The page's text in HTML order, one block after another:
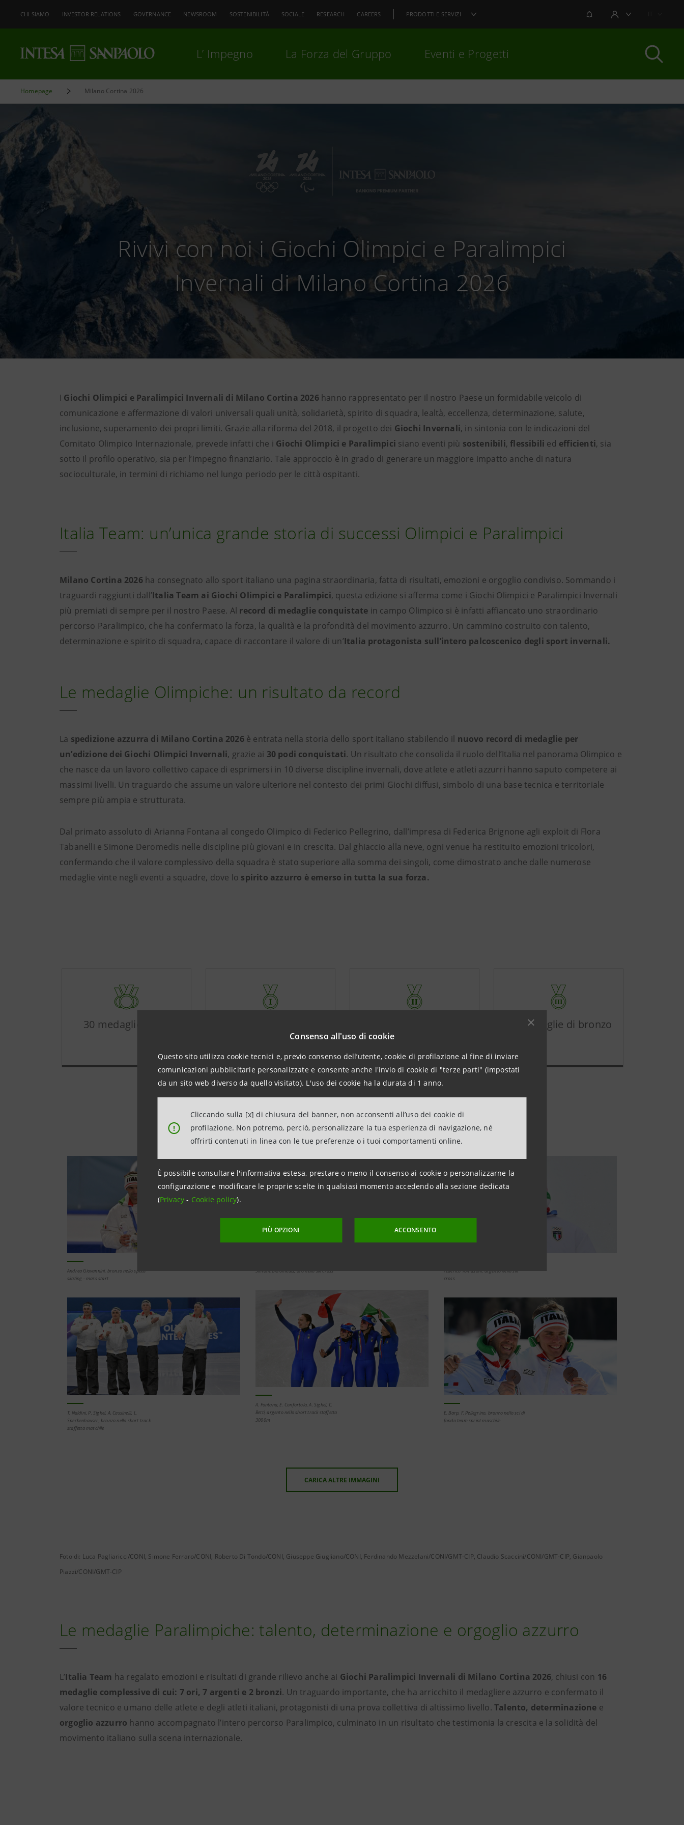
Consenso all'uso di cookie
Questo sito utilizza cookie tecnici e, previo consenso dell’utente, cookie di profilazione al fine di inviare
comunicazioni pubblicitarie personalizzate e consente anche l'invio di cookie di "terze parti" (impostati
da un sito web diverso da quello visitato). L'uso dei cookie ha la durata di 1 anno.
!
Cliccando sulla [x] di chiusura del banner, non acconsenti all’uso dei cookie di
profilazione. Non potremo, perciò, personalizzare la tua esperienza di navigazione, né
offrirti contenuti in linea con le tue preferenze o i tuoi comportamenti online.
È possibile consultare l'informativa estesa, prestare o meno il consenso ai cookie o personalizzarne la
configurazione e modificare le proprie scelte in qualsiasi momento accedendo alla sezione dedicata
(Privacy- Cookie policy).
PIÙ OPZIONI ACCONSENTO
CHI SIAMO INVESTOR RELATIONS GOVERNANCE NEWSROOM SOSTENIBILITÀ SOCIALE RESEARCH CAREERS PRODOTTI E SERVIZI NOTIFICHEAREA UTENTE
L’ Impegno La Forza del Gruppo Eventi e Progetti
Homepage Milano Cortina 2026
Rivivi con noi i Giochi Olimpici e Paralimpici
Invernali di Milano Cortina 2026
I Giochi Olimpici e Paralimpici Invernali di Milano Cortina 2026hanno rappresentato per il nostro Paese un formidabile veicolo di
comunicazione e affermazione di valori universali quali unità, solidarietà, spirito di squadra, lealtà, eccellenza, determinazione, salute,
inclusione, superamento dei propri limiti. Grazie alla riforma del 2018, il progetto dei Giochi Invernali, in sintonia con le indicazioni del
Comitato Olimpico Internazionale, prevede infatti che i Giochi Olimpici e Paralimpici siano eventi più sostenibili, flessibili ed efficienti, sia
sotto il profilo operativo, sia per l’impegno finanziario. Tale approccio è in grado di generare un maggiore impatto anche di natura
socioculturale, in termini di richiamo nel lungo periodo per le città ospitanti.
Italia Team: un’unica grande storia di successi Olimpici e Paralimpici
Milano Cortina 2026ha consegnato allo sport italiano una pagina straordinaria, fatta di risultati, emozioni e orgoglio condiviso. Sommando i
traguardi raggiunti dall’Italia Team ai Giochi Olimpici e Paralimpici, questa edizione si afferma come i Giochi Olimpici e Paralimpici Invernali
più premiati di sempre per il nostro Paese. Al record di medaglie conquistate in campo Olimpico si è infatti affiancato uno straordinario
percorso Paralimpico, che ha confermato la forza, la qualità e la profondità del movimento azzurro. Un cammino costruito con talento,
determinazione e spirito di squadra, capace di raccontare il valore di un’Italia protagonista sull’intero palcoscenico degli sport invernali.
Le medaglie Olimpiche: un risultato da record
La spedizione azzurra di Milano Cortina 2026è entrata nella storia dello sport italiano stabilendo il nuovo record di medaglie per
un’edizione dei Giochi Olimpici Invernali, grazie ai 30 podi conquistati. Un risultato che consolida il ruolo dell’Italia nel panorama Olimpico e
che nasce da un lavoro collettivo capace di esprimersi in 10 diverse discipline invernali, dove atlete e atleti azzurri hanno saputo competere ai
massimi livelli. Un traguardo che assume un valore ulteriore nel contesto dei primi Giochi diffusi, simbolo di una base tecnica e territoriale
sempre più ampia e strutturata.
Dal primato assoluto di Arianna Fontana al congedo Olimpico di Federico Pellegrino, dall’impresa di Federica Brignone agli exploit di Flora
Tabanelli e Simone Deromedis nelle discipline più giovani e in crescita. Dal ghiaccio alla neve, ogni venue ha restituito emozioni tricolori,
confermando che il valore complessivo della squadra è stato superiore alla somma dei singoli, come dimostrato anche dalle numerose
medaglie vinte negli eventi a squadre, dove lo spirito azzurro è emerso in tutta la sua forza.
30 medaglie totali 14 medaglie di bronzo
Andrea Giovannini, bronzo nello speed
skating - mass start
Simone Deromedis, oro nello ski cross
Federico Tomasoni, argento nello ski
cross
T. Naldini, P. Sighel, A. Cassinelli, L.
Spechenhauser, bronzo nello short track
staffetta maschile
A. Fontana, E. Confortola, A. Sighel, C.
Betti, argento nello short track staffetta
3000m
E. Barp, F. Pellegrino, bronzo nello sci di
fondo team sprint maschile
CARICA ALTRE IMMAGINI
Foto di: Luca Pagliaricci/CONI, Simone Ferraro/CONI, Roberto Di Tondo/CONI, Giuseppe Giugliano/CONI, Ferdinando Mezzelani/CONI/GMT-CIP, Claudio Scaccini/CONI/GMT-CIP, Gianpaolo
Piazzi/CONI/GMT-CIP
Le medaglie Paralimpiche: talento, determinazione e orgoglio azzurro
L’Italia Team ha regalato emozioni e risultati di grande rilievo anche ai Giochi Paralimpici Invernali di Milano Cortina 2026, chiusi con 16
medaglie complessive di cui: 7 ori, 7 argenti e 2 bronzi. Un traguardo importante, che ha arricchito il medagliere azzurro e confermato il
valore tecnico e umano delle atlete e degli atleti italiani, protagonisti di una prova collettiva di altissimo livello.Talento, determinazione e
orgoglio azzurro hanno accompagnato l’intero percorso Paralimpico, culminato in un risultato che testimonia la crescita e la solidità del
movimento italiano sulla scena internazionale.